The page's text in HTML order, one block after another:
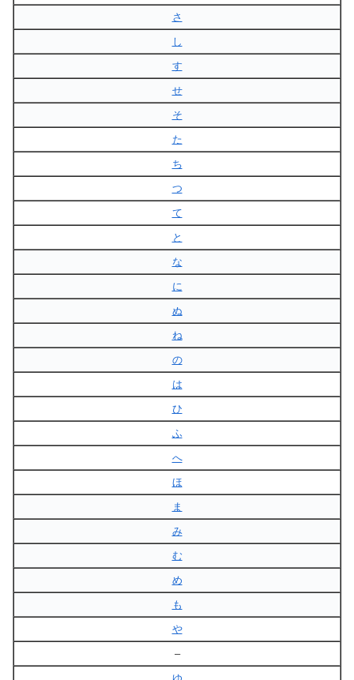
さ
し
す
せ
そ
た
ち
つ
て
と
な
に
ぬ
ね
の
は
ひ
ふ
へ
ほ
ま
み
む
め
も
や
–